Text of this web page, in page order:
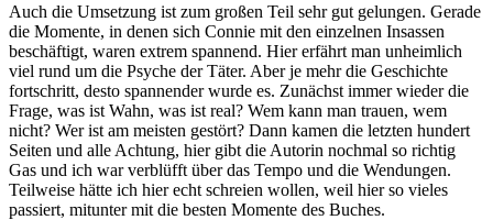
Auch die Umsetzung ist zum großen Teil sehr gut gelungen. Gerade
die Momente, in denen sich Connie mit den einzelnen Insassen
beschäftigt, waren extrem spannend. Hier erfährt man unheimlich
viel rund um die Psyche der Täter. Aber je mehr die Geschichte
fortschritt, desto spannender wurde es. Zunächst immer wieder die
Frage, was ist Wahn, was ist real? Wem kann man trauen, wem
nicht? Wer ist am meisten gestört? Dann kamen die letzten hundert
Seiten und alle Achtung, hier gibt die Autorin nochmal so richtig
Gas und ich war verblüfft über das Tempo und die Wendungen.
Teilweise hätte ich hier echt schreien wollen, weil hier so vieles
passiert, mitunter mit die besten Momente des Buches.